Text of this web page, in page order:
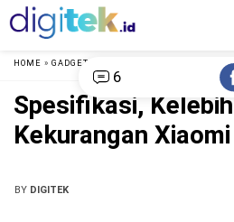
HOME » GADGET
Spesifikasi,
Kekurangan
BY DIGITEK
6